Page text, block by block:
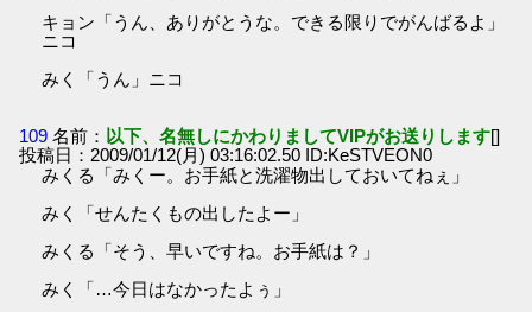
キョン「うん、ありがとうな。できる限りでがんばるよ」
ニコ
みく「うん」ニコ
109 名前： 以下、名無しにかわりましてVIPがお送りします[]
投稿日：2009/01/12(月) 03:16:02.50 ID:KeSTVEON0
みくる「みくー。お手紙と洗濯物出しておいてねぇ」
みく「せんたくもの出したよー」
みくる「そう、早いですね。お手紙は？」
みく「…今日はなかったよぅ」